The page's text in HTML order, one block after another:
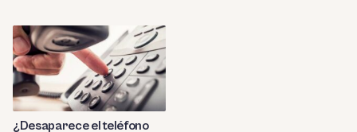
¿Desaparece el teléfono